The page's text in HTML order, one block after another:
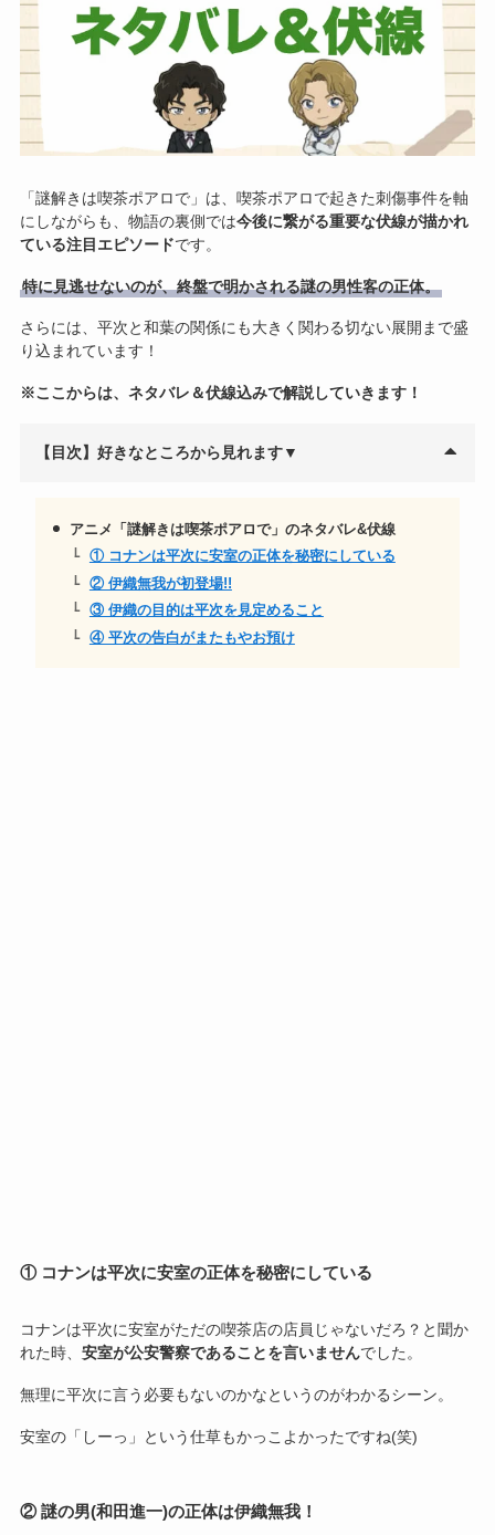
「謎解きは喫茶ポアロで」は、喫茶ポアロで起きた刺傷事件を軸
にしながらも、物語の裏側では今後に繋がる重要な伏線が描かれ
ている注目エピソードです。
特に見逃せないのが、終盤で明かされる謎の男性客の正体。
さらには、平次と和葉の関係にも大きく関わる切ない展開まで盛
り込まれています！
※ここからは、ネタバレ＆伏線込みで解説していきます！
【目次】好きなところから見れます▼
アニメ「謎解きは喫茶ポアロで」のネタバレ&伏線
① コナンは平次に安室の正体を秘密にしている
② 伊織無我が初登場!!
③ 伊織の目的は平次を見定めること
④ 平次の告白がまたもやお預け
① コナンは平次に安室の正体を秘密にしている
コナンは平次に安室がただの喫茶店の店員じゃないだろ？と聞か
れた時、 安室が公安警察であることを言いませんでした。
無理に平次に言う必要もないのかなというのがわかるシーン。
安室の「しーっ」という仕草もかっこよかったですね(笑)
② 謎の男(和田進一)の正体は伊織無我！